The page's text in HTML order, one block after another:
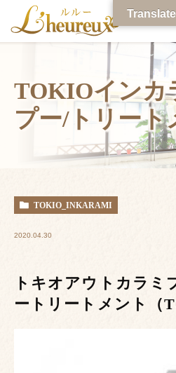
TOKIOインカ
プー/トリート
TOKIO_INKARAMI
2020.04.30
トキオアウトカラミ
ートリートメント（